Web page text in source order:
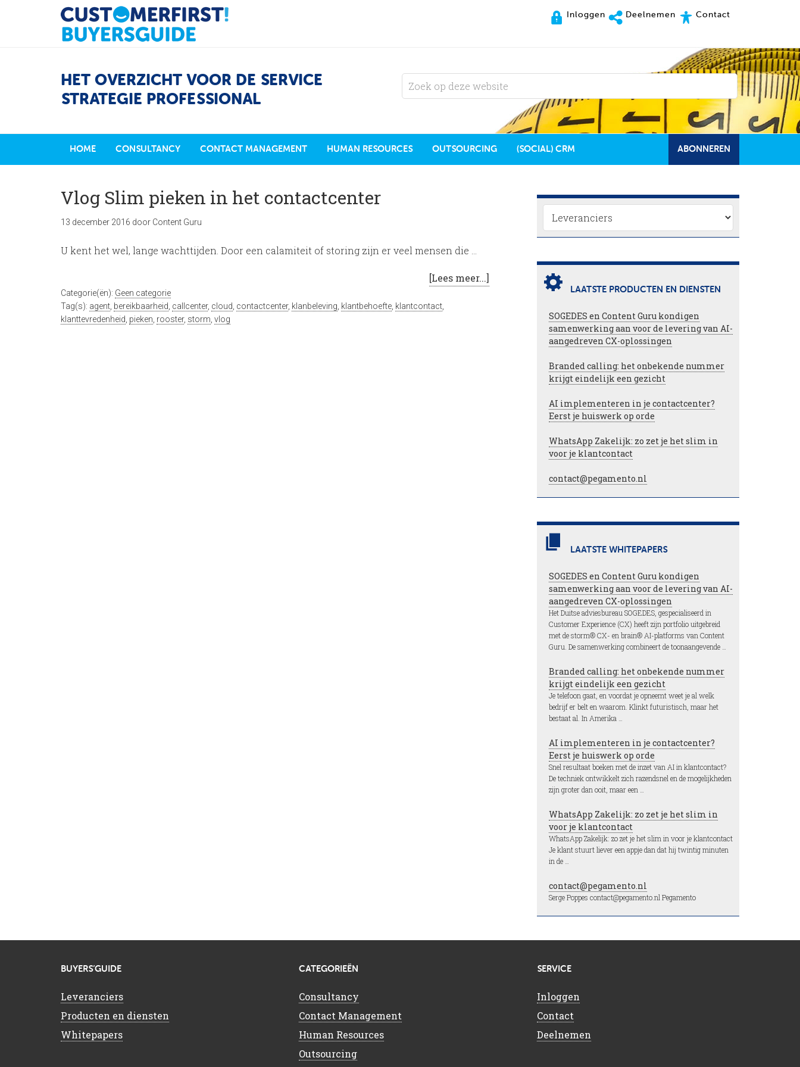
Inloggen Deelnemen Contact
HET OVERZICHT VOOR DE SERVICE
STRATEGIE PROFESSIONAL
HOME CONSULTANCY CONTACT MANAGEMENT HUMAN RESOURCES OUTSOURCING (SOCIAL) CRM ABONNEREN
Vlog Slim pieken in het contactcenter
13 december 2016 door Content Guru
U kent het wel, lange wachttijden. Door een calamiteit of storing zijn er veel mensen die …
[Lees meer...]
Categorie(ën): Geen categorie
Tag(s): agent bereikbaarheid callcenter, cloud contactcenter, klanbeleving klantbehoefte klantcontact
klanttevredenheid pieken rooster, storm vlog
LAATSTE PRODUCTEN EN DIENSTEN
SOGEDES en Content Guru kondigen
samenwerking aan voor de levering van AI-
aangedreven CX-oplossingen
Branded calling: het onbekende nummer
krijgt eindelijk een gezicht
AI implementeren in je contactcenter?
Eerst je huiswerk op orde
WhatsApp Zakelijk: zo zet je het slim in
voor je klantcontact
contact@pegamento.nl
LAATSTE WHITEPAPERS
SOGEDES en Content Guru kondigen
samenwerking aan voor de levering van AI-
aangedreven CX-oplossingen
Het Duitse adviesbureau SOGEDES, gespecialiseerd in
Customer Experience (CX) heeft zijn portfolio uitgebreid
met de storm® CX- en brain® AI-platforms van Content
Guru. De samenwerking combineert de toonaangevende …
Branded calling: het onbekende nummer
krijgt eindelijk een gezicht
Je telefoon gaat, en voordat je opneemt weet je al welk
bedrijf er belt en waarom. Klinkt futuristisch, maar het
bestaat al. In Amerika …
AI implementeren in je contactcenter?
Eerst je huiswerk op orde
Snel resultaat boeken met de inzet van AI in klantcontact?
De techniek ontwikkelt zich razendsnel en de mogelijkheden
zijn groter dan ooit, maar een …
WhatsApp Zakelijk: zo zet je het slim in
voor je klantcontact
WhatsApp Zakelijk: zo zet je het slim in voor je klantcontact
Je klant stuurt liever een appje dan dat hij twintig minuten
in de …
contact@pegamento.nl
Serge Poppes contact@pegamento.nl Pegamento
BUYERS’GUIDE
Leveranciers
Producten en diensten
Whitepapers
CATEGORIEËN
Consultancy
Contact Management
Human Resources
Outsourcing
SERVICE
Inloggen
Contact
Deelnemen